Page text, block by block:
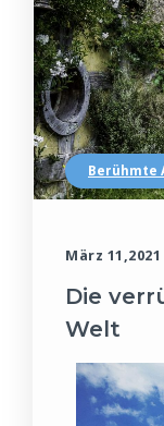
Berühmte
März 11,2021
Die
Welt